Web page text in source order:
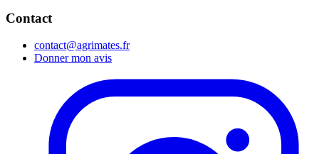
Contact
contact@agrimates.fr
Donner mon avis